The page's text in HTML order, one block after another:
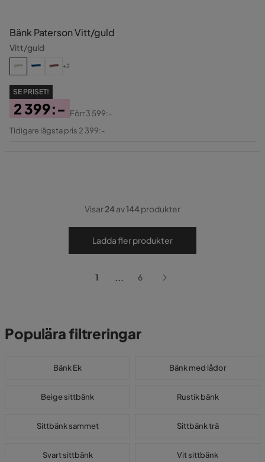
Bänk Paterson Vitt/guld
Vitt/guld
+2
SE PRISET!
Pris
2 399:-
Original
Förr3 599:-
Tidigare lägsta pris 2 399:-
Visar24av144produkter
Ladda fler produkter
1 ... 6
Populära filtreringar
Bänk Ek Bänk med lådor
Beige sittbänk Rustik bänk
Sittbänk sammet Sittbänk trä
Svart sittbänk Vit sittbänk